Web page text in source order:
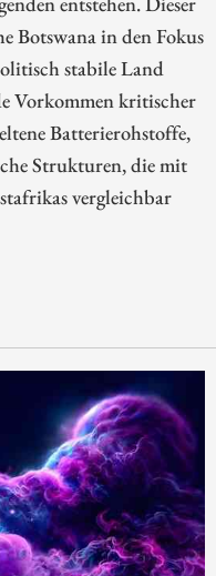
Botswana in den Fokus
stabile Land
Vorkommen kritischer
Batterierohstoffe,
Strukturen, die mit
vergleichbar